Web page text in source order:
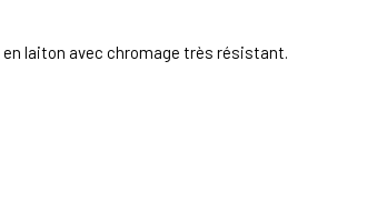
en laiton avec chromage très résistant.